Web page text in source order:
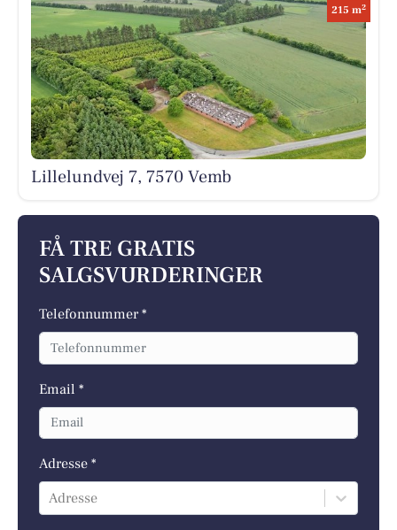
215 m2
Lillelundvej 7, 7570 Vemb
FÅ TRE GRATIS
SALGSVURDERINGER
Telefonnummer *
Email *
Adresse *
Adresse